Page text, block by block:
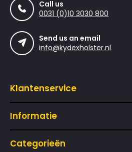
Call us
0031 (0)10 3030 800
Send us an email
info@kydexholster.nl
Klantenservice
Informatie
Categorieën